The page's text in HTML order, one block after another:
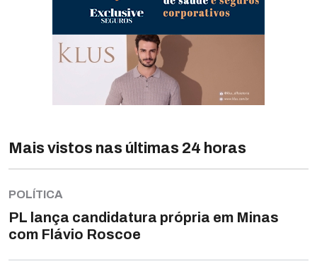
Mais vistos nas últimas 24 horas
POLÍTICA
PL lança candidatura própria em Minas
com Flávio Roscoe